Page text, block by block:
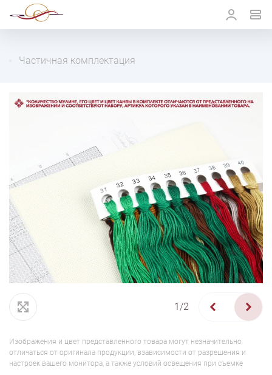
Частичная комплектация
1/2
Изображения и цвет представленного товара могут незначительно
отличаться от оригинала продукции, взависимости от разрешения и
настроек вашего монитора, а также условий освещения при съемке